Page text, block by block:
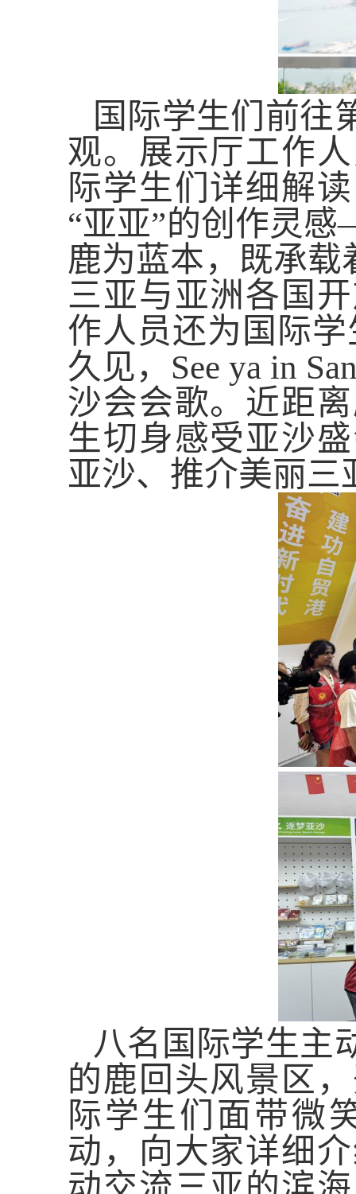
国际学生们前往
观。展示厅工作
际学生们详细解
“亚亚”的创作灵
鹿为蓝本，既承载
三亚与亚洲各国
作人员还为国际
久见， See ya in
沙会会歌。 近距
生切身感受亚沙
亚沙、推介美丽三
八名国际学生主
的鹿回头风景区
际学生们面带微
动，向大家详细